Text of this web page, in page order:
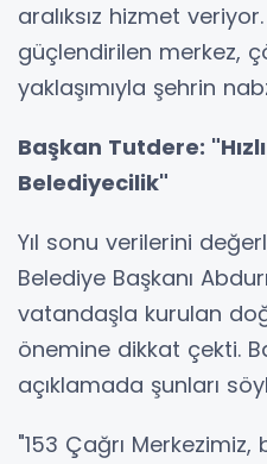
aralıksız hizmet
güçlendirilen merkez,
yaklaşımıyla şehrin
Başkan Tutdere:
Belediyecilik"
Yıl sonu verilerini
Belediye Başkanı
vatandaşla kurulan
önemine dikkat çekti.
açıklamada şunları
"153 Çağrı Merkezimiz,